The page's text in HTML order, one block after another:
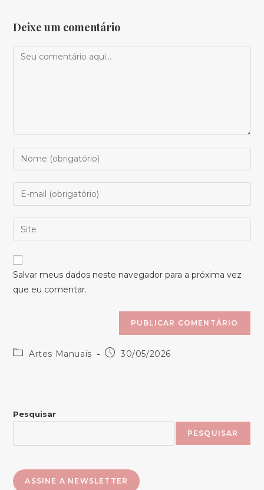
Deixe um comentário
Comentário
Digite
seu
nome
ou
de
usuário
para
comentar
Digite
seu
endereço
de
mail
para
comentar
Digite
o
URL
do
site
Salvar meus dados neste navegador para a próxima vez
que eu comentar.
Categoria
Artes Manuais
Post30/05/2026
Pesquisar
PESQUISAR
ASSINE A NEWSLETTER